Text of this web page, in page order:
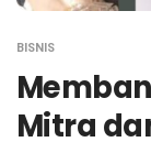
BISNIS
Mitra